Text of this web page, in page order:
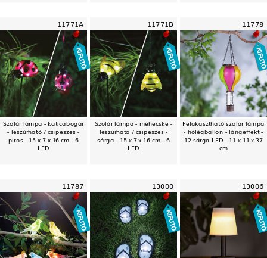
11771A
Szolár lámpa - katicabogár
- leszúrható / csipeszes -
piros - 15 x 7 x 16 cm - 6
LED
11771B
Szolár lámpa - méhecske -
leszúrható / csipeszes -
sárga - 15 x 7 x 16 cm - 6
LED
11778
Felakasztható szolár lámpa
- hőlégballon - lángeffekt -
12 sárga LED - 11 x 11 x 37
cm
11787 13000 13006